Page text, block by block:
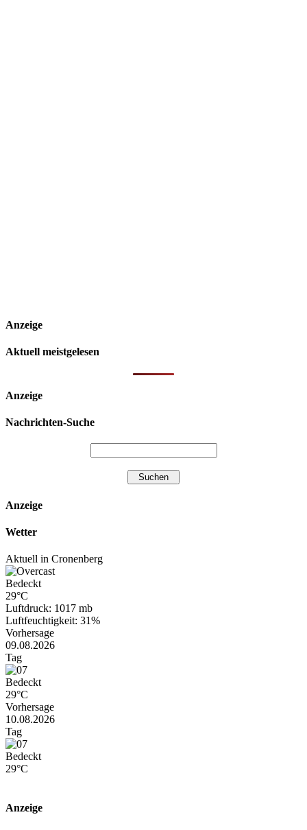
Anzeige
Aktuell meistgelesen
Anzeige
Nachrichten-Suche
Anzeige
Wetter
Aktuell in Cronenberg
Bedeckt
29°C
Luftdruck: 1017 mb
Luftfeuchtigkeit: 31%
Vorhersage
09.08.2026
Tag
Bedeckt
29°C
Vorhersage
10.08.2026
Tag
Bedeckt
29°C
Anzeige